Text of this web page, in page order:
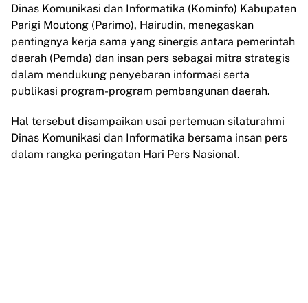
Dinas Komunikasi dan Informatika (Kominfo) Kabupaten
Parigi Moutong (Parimo), Hairudin, menegaskan
pentingnya kerja sama yang sinergis antara pemerintah
daerah (Pemda) dan insan pers sebagai mitra strategis
dalam mendukung penyebaran informasi serta
publikasi program-program pembangunan daerah.
Hal tersebut disampaikan usai pertemuan silaturahmi
Dinas Komunikasi dan Informatika bersama insan pers
dalam rangka peringatan Hari Pers Nasional.